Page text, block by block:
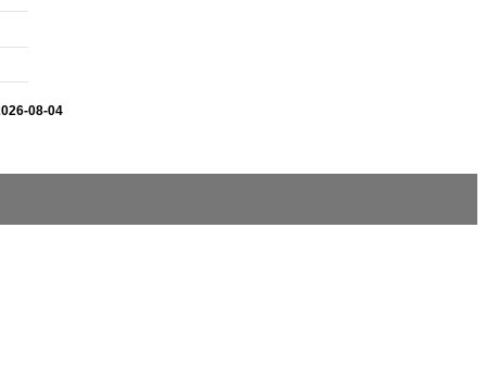
08-04